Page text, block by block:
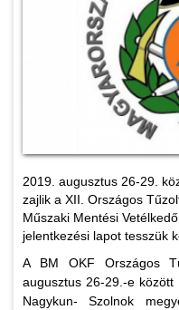
2019. augusztus 26-29.
zajlik a XII. Országos
Műszaki Mentési
jelentkezési lapot tesszük
A BM OKF Országos
augusztus 26-29.-e között
Nagykun- Szolnok